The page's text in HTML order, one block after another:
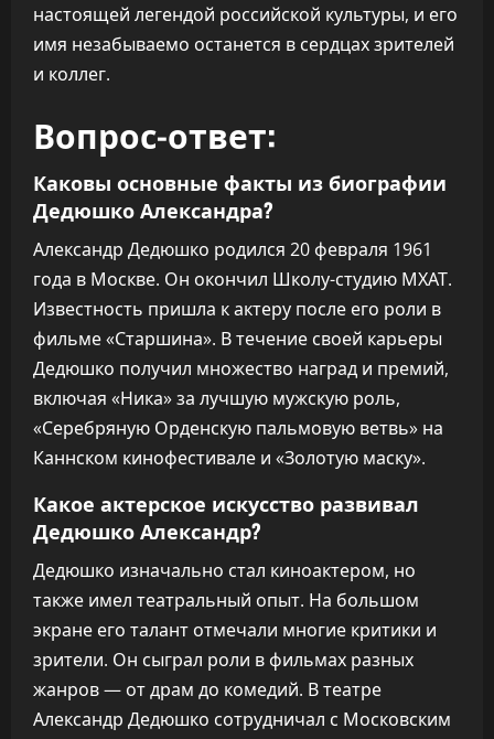
настоящей легендой российской культуры, и его
имя незабываемо останется в сердцах зрителей
и коллег.
Вопрос-ответ:
Каковы основные факты из биографии
Дедюшко Александра?
Александр Дедюшко родился 20 февраля 1961
года в Москве. Он окончил Школу-студию МХАТ.
Известность пришла к актеру после его роли в
фильме «Старшина». В течение своей карьеры
Дедюшко получил множество наград и премий,
включая «Ника» за лучшую мужскую роль,
«Серебряную Орденскую пальмовую ветвь» на
Каннском кинофестивале и «Золотую маску».
Какое актерское искусство развивал
Дедюшко Александр?
Дедюшко изначально стал киноактером, но
также имел театральный опыт. На большом
экране его талант отмечали многие критики и
зрители. Он сыграл роли в фильмах разных
жанров — от драм до комедий. В театре
Александр Дедюшко сотрудничал с Московским